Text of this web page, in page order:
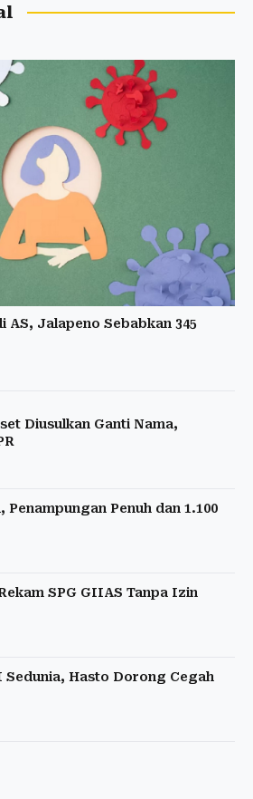
AS, Jalapeno Sebabkan 345
Diusulkan Ganti Nama,
Penuh dan 1.100
SPG GIIAS Tanpa Izin
Hasto Dorong Cegah